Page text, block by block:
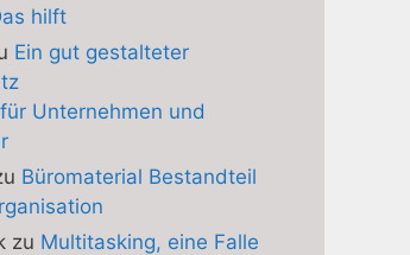
hilft
Ein gut gestalteter
Unternehmen und
Büromaterial Bestandteil
zu Multitasking, eine Falle